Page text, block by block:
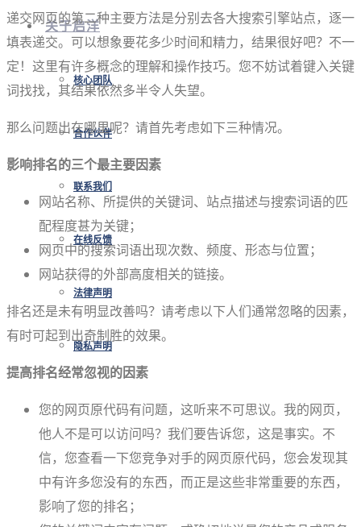
关于启洋
核心团队
合作伙伴
联系我们
在线反馈
法律声明
隐私声明
递交网页的第二种主要方法是分别去各大搜索引擎站点，逐一
填表递交。可以想象要花多少时间和精力，结果很好吧？不一
定！这里有许多概念的理解和操作技巧。您不妨试着键入关键
词找找，其结果依然多半令人失望。
那么问题出在哪里呢？请首先考虑如下三种情况。
影响排名的三个最主要因素
网站名称、所提供的关键词、站点描述与搜索词语的匹
配程度甚为关键；
网页中的搜索词语出现次数、频度、形态与位置；
网站获得的外部高度相关的链接。
排名还是未有明显改善吗？请考虑以下人们通常忽略的因素，
有时可起到出奇制胜的效果。
提高排名经常忽视的因素
您的网页原代码有问题，这听来不可思议。我的网页，
他人不是可以访问吗？我们要告诉您，这是事实。不
信，您查看一下您竞争对手的网页原代码，您会发现其
中有许多您没有的东西，而正是这些非常重要的东西，
影响了您的排名；